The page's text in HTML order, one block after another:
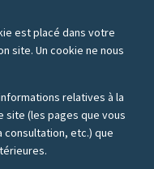
est placé dans votre
site. Un cookie ne nous
relatives à la
site (les pages que vous
consultation, etc.) que